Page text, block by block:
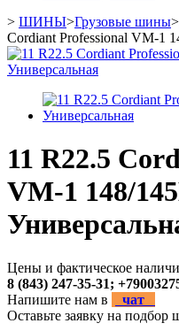
> ШИНЫ>Грузовые шины>
Cordiant Professional VM-1
11 R22.5
VM-1 148/
Цены и фактическое
8 (843) 247-35-31;
Напишите нам в
чат
Оставьте заявку на подбор